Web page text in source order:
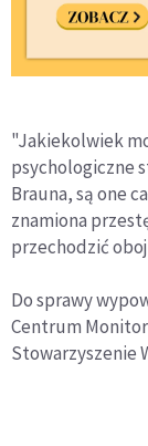
"Jakiekolwiek
psychologiczne
Brauna, są one
znamiona
przechodzić
Do sprawy
Centrum
Stowarzyszenie